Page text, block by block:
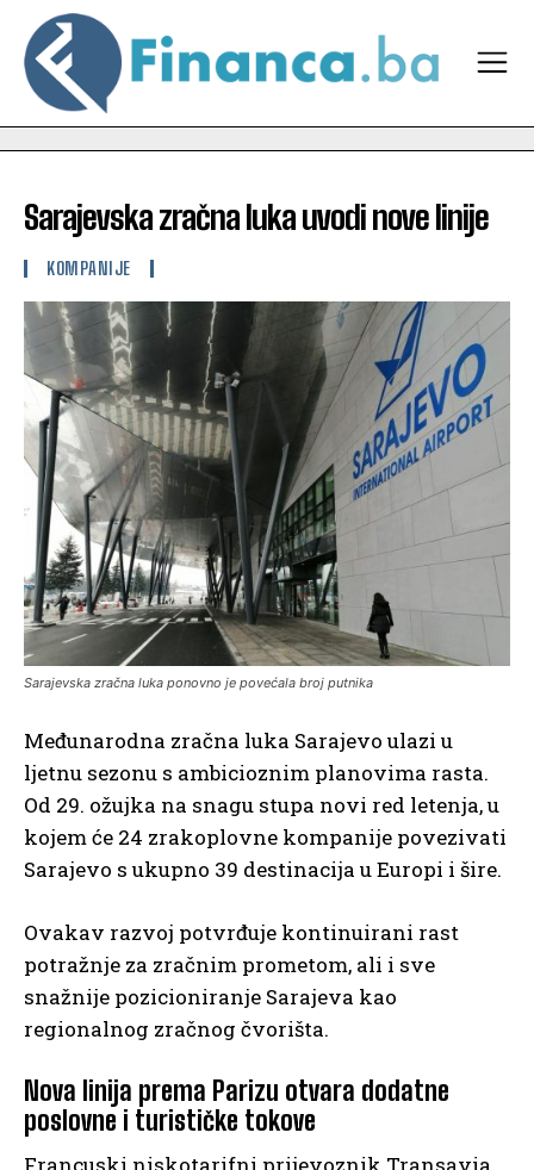
Sarajevska zračna luka uvodi nove linije
KOMPANIJE
Sarajevska zračna luka ponovno je povećala broj putnika
Međunarodna zračna luka Sarajevo ulazi u
ljetnu sezonu s ambicioznim planovima rasta.
Od 29. ožujka na snagu stupa novi red letenja, u
kojem će 24 zrakoplovne kompanije povezivati
Sarajevo s ukupno 39 destinacija u Europi i šire.
Ovakav razvoj potvrđuje kontinuirani rast
potražnje za zračnim prometom, ali i sve
snažnije pozicioniranje Sarajeva kao
regionalnog zračnog čvorišta.
Nova linija prema Parizu otvara dodatne
poslovne i turističke tokove